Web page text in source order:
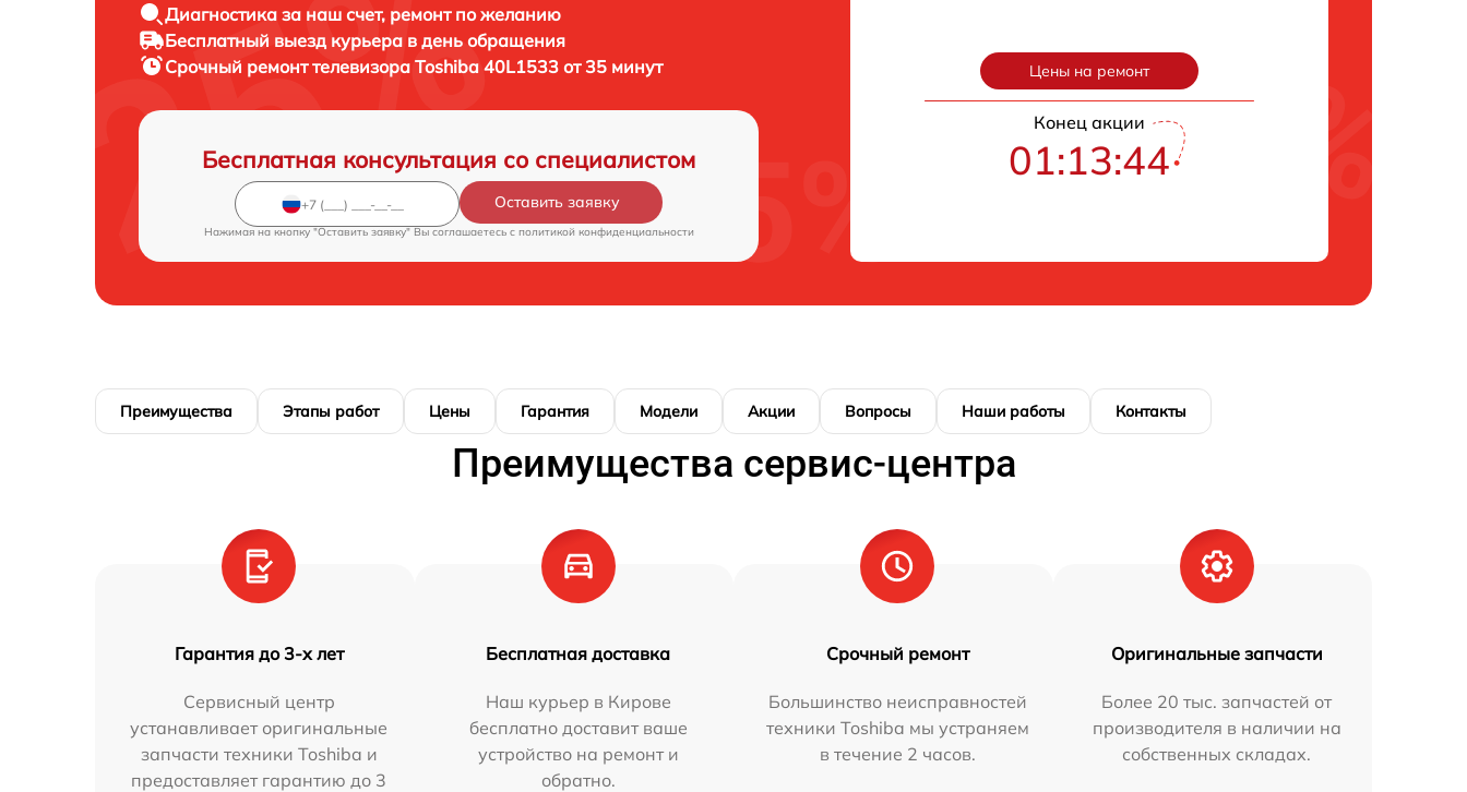
Диагностика за наш счет, ремонт по желанию
Бесплатный выезд курьера в день обращения
Срочный ремонттелевизора Toshiba 40L1533 от 35 минут
Бесплатная консультация со специалистом
Оставить заявку
Нажимая на кнопку "Оставить заявку" Вы соглашаетесь c политикой конфиденциальности
Цены на ремонт
Конец акции
01:13:43
Преимущества Этапы работ Цены Гарантия Модели Акции Вопросы Наши работы Контакты
Преимущества сервис-центра
Гарантия до 3-х лет
Сервисный центр
устанавливает оригинальные
запчасти техники Toshiba и
предоставляет гарантию до 3
Бесплатная доставка
Наш курьер в Кирове
бесплатно доставит ваше
устройство на ремонт и
обратно.
Срочный ремонт
Большинство неисправностей
техники Toshiba мы устраняем
в течение 2 часов.
Оригинальные запчасти
Более 20 тыс. запчастей от
производителя в наличии на
собственных складах.